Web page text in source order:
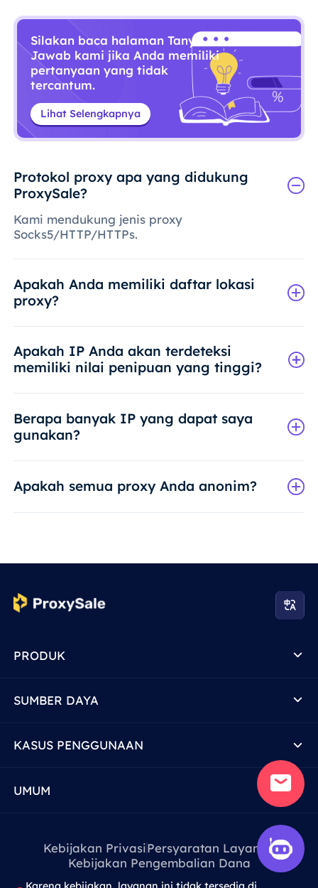
Silakan baca halaman Tanya
Jawab kami jika Anda memiliki
pertanyaan yang tidak
tercantum.
Lihat Selengkapnya
Protokol proxy apa yang didukung
ProxySale?
Kami mendukung jenis proxy
Socks5/HTTP/HTTPs.
Apakah Anda memiliki daftar lokasi
proxy?
Apakah IP Anda akan terdeteksi
memiliki nilai penipuan yang tinggi?
Berapa banyak IP yang dapat saya
gunakan?
Apakah semua proxy Anda anonim?
PRODUK
SUMBER DAYA
KASUS PENGGUNAAN
UMUM
Kebijakan PrivasiPersyaratan Layanan
Kebijakan Pengembalian Dana